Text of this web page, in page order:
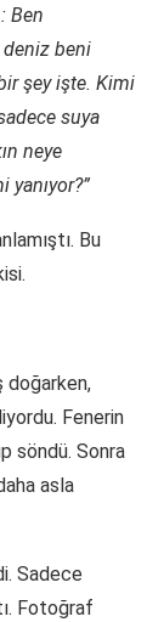
Ben
beni
şey işte. Kimi
suya
neye
yanıyor?”
Bu
doğarken,
Fenerin
söndü. Sonra
asla
Sadece
Fotoğraf